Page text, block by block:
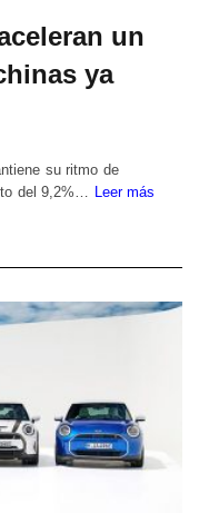
un
ya
su ritmo de
del 9,2%… Leer más